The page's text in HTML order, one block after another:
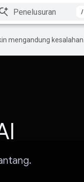
/
mengandung kesalahan.